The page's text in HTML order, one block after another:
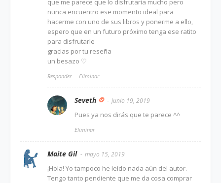
que me parece que lo disfrutaría mucho pero
nunca encuentro ese momento ideal para
hacerme con uno de sus libros y ponerme a ello,
espero que en un futuro próximo tenga ese ratito
para disfrutarle
gracias por tu reseña
un besazo ♡
Responder Eliminar
Seveth junio 19, 2019
Pues ya nos dirás que te parece ^^
Eliminar
Maite Gil mayo 15, 2019
¡Hola! Yo tampoco he leído nada aún del autor.
Tengo tanto pendiente que me da cosa comprar